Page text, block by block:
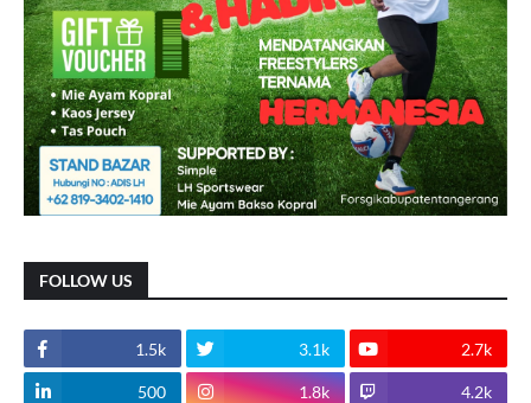
FOLLOW US
1.5k 3.1k 2.7k
500 1.8k 4.2k